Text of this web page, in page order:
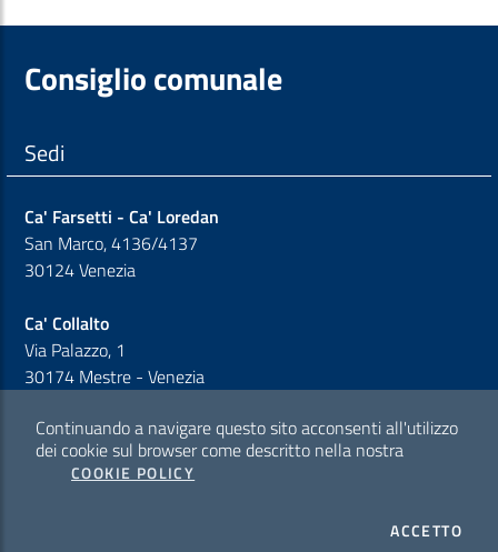
Consiglio comunale
Sedi
Ca' Farsetti - Ca' Loredan
San Marco, 4136/4137
30124 Venezia
Ca' Collalto
Via Palazzo, 1
30174 Mestre - Venezia
Sezione Link Policy
Cookie policy
Continuando a navigare questo sito acconsenti all'utilizzo
dei cookie sul browser come descritto nella nostra
COOKIE POLICY
ACCETTOI